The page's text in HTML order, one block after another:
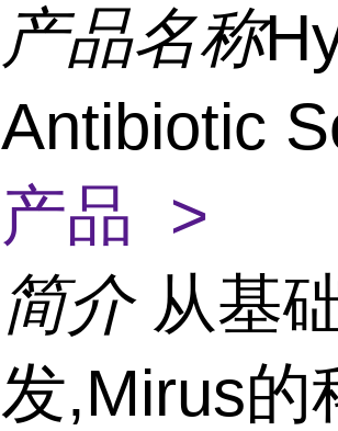
产品名称
Antibiotic
产品 >
简介 从基
发,Mirus的